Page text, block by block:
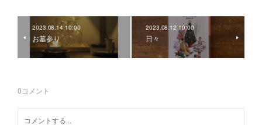
2023.08.14 10:00
お墓参り
2023.08.12 10:00
日々
0コメント